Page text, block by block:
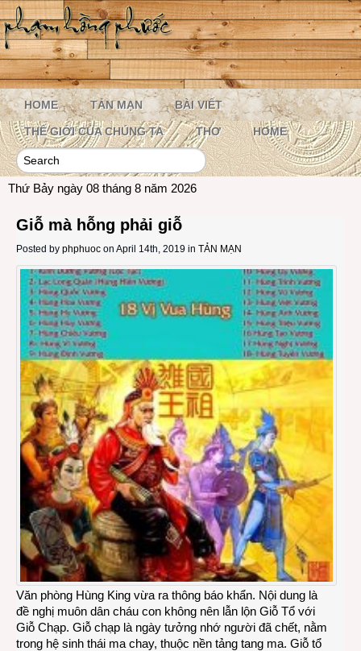
HOME TẢN MẠN BÀI VIẾT
THẾ GIỚI CỦA CHÚNG TA THƠ HOME
Thứ Bảy ngày 08 tháng 8 năm 2026
Giỗ mà hỗng phải giỗ
Posted by phphuoc on April 14th, 2019 in TẢN MẠN
Văn phòng Hùng King vừa ra thông báo khẩn. Nội dung là
đề nghị muôn dân cháu con không nên lẫn lộn Giỗ Tổ với
Giỗ Chạp. Giỗ chạp là ngày tưởng nhớ người đã chết, nằm
trong hệ sinh thái ma chay, thuộc nền tảng tang ma. Giỗ tổ